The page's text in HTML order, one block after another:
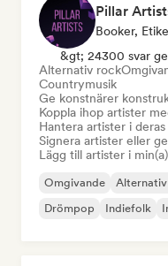
Pillar
&gt; 24300 svar
Alternativ rock
Countrymusik
Ge konstnärer
Koppla ihop artister
Hantera artister i
Signera artister eller
Lägg till artister i
Omgivande
Drömpop
Indiefolk